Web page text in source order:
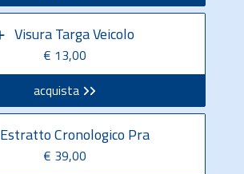
Visura Targa Veicolo
€ 13,00
acquista
Estratto Cronologico Pra
€ 39,00